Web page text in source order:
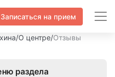
Записаться на прием
/О центре/Отзывы
раздела